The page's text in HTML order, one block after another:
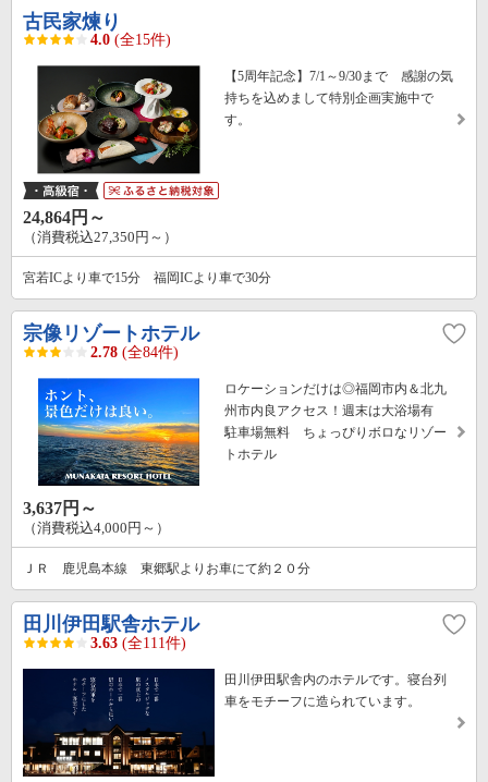
古民家煉り
4.0 (全15件)
【5周年記念】7/1～9/30まで 感謝の気
持ちを込めまして特別企画実施中で
す。
24,864円～
（消費税込27,350円～）
宮若ICより車で15分 福岡ICより車で30分
宗像リゾートホテル
2.78 (全84件)
ロケーションだけは◎福岡市内＆北九
州市内良アクセス！週末は大浴場有
駐車場無料 ちょっぴりボロなリゾー
トホテル
3,637円～
（消費税込4,000円～）
ＪＲ 鹿児島本線 東郷駅よりお車にて約２０分
田川伊田駅舎ホテル
3.63 (全111件)
田川伊田駅舎内のホテルです。寝台列
車をモチーフに造られています。